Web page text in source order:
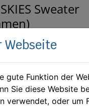
Sweater
Webseite
gute Funktion der
Sie diese Website
verwendet, oder um